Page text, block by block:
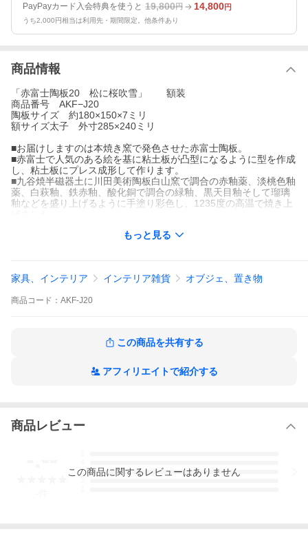
PayPayカード入会特典を使うと 19,800円 14,800円
うち2,000円相当は利用先・期間限定。他条件あり
商品情報
「赤富士陶板20 松に桜吹雪」 額装
商品番号 AKF−J20
陶板サイズ 約180×150×7ミリ
額サイズ太子 外寸285×240ミリ
■お届けしますのは本焼き窯で発色させた赤富士陶板。
■赤富士で人気のある絵を基に粘土板が凸型になるように型を作成
し、粘土板にプレス成形して作ります。
■九谷焼半磁器土に川田美術陶板白山窯で調合の赤釉薬、淡桃色釉
薬、白萩釉、鉄赤釉、酸化銅で調合の緑釉、黒天目釉そして瑠璃
釉などを盛り上げるように手塗り彩色し、1235度の高温で焼き上
のよい赤富士を、半永久に色褪せしない本窯焼成陶板の鮮烈な赤
赤富士 17桜満開
自然の織り成す神秘的な美しさを目の当たりにするとき、きっと
いいことがある、頑張ろうと、前向きな気持ちになれます。
た人は、災厄から免れたり、商売繁盛など願いが叶うという気持
ぜひ一家に一枚、飾るのはいかがでしょうか？
赤富士は、さらに、風水でも、東から東南に赤いインテリアを置
また、妊婦さんが陣痛中に赤富士（赤色で太陽入り）を描き、そ
の絵を子供を望む人に贈り、寝室の北側に飾ると子宝に恵まれる
もっと見る
家具、インテリア インテリア雑貨 オブジェ、置き物
商品 コード： AKF-J20
この商品を共有する
アフィリエイトで紹介する
商品レビュー
3
この商品に関するレビューはありません